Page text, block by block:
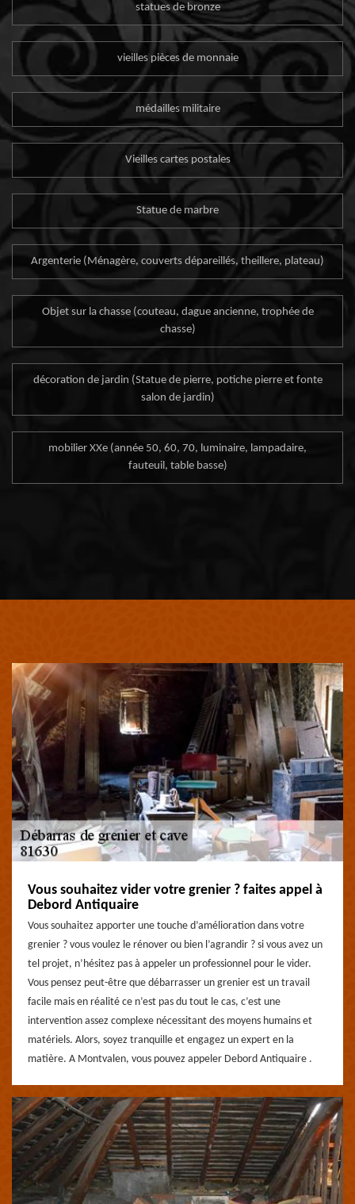
statues de bronze
vieilles pièces de monnaie
médailles militaire
Vieilles cartes postales
Statue de marbre
Argenterie (Ménagère, couverts dépareillés, theillere, plateau)
Objet sur la chasse (couteau, dague ancienne, trophée de
chasse)
décoration de jardin (Statue de pierre, potiche pierre et fonte
salon de jardin)
mobilier XXe (année 50, 60, 70, luminaire, lampadaire,
fauteuil, table basse)
Vous souhaitez vider votre grenier ? faites appel à
Debord Antiquaire
Vous souhaitez apporter une touche d’amélioration dans votre
grenier ? vous voulez le rénover ou bien l’agrandir ? si vous avez un
tel projet, n’hésitez pas à appeler un professionnel pour le vider.
Vous pensez peut-être que débarrasser un grenier est un travail
facile mais en réalité ce n’est pas du tout le cas, c’est une
intervention assez complexe nécessitant des moyens humains et
matériels. Alors, soyez tranquille et engagez un expert en la
matière. A Montvalen, vous pouvez appeler Debord Antiquaire .